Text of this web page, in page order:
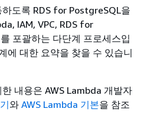
도록 RDS for PostgreSQL을
IAM, VPC, RDS for
를 포괄하는 다단계 프로세스입
에 대한 요약을 찾을 수 있습니
내용은 AWS Lambda 개발자
와 AWS Lambda 기본을 참조